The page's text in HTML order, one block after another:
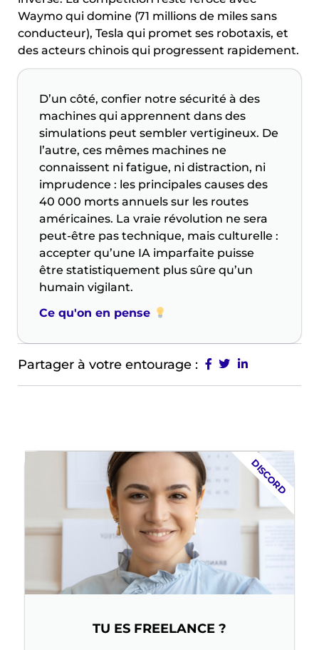
Waymo qui domine (71 millions de miles sans
conducteur), Tesla qui promet ses robotaxis, et
des acteurs chinois qui progressent rapidement.
D’un côté, confier notre sécurité à des
machines qui apprennent dans des
simulations peut sembler vertigineux. De
l’autre, ces mêmes machines ne
connaissent ni fatigue, ni distraction, ni
imprudence : les principales causes des
40 000 morts annuels sur les routes
américaines. La vraie révolution ne sera
peut-être pas technique, mais culturelle :
accepter qu’une IA imparfaite puisse
être statistiquement plus sûre qu’un
humain vigilant.
Ce qu'on en pense
Partager à votre entourage :
TU ES FREELANCE ?
DISCORD